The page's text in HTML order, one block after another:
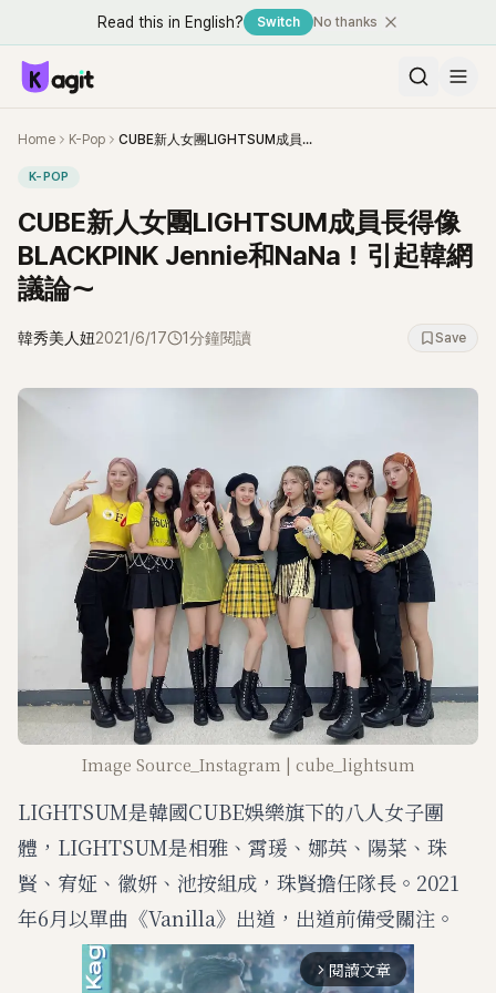
Read this in English? Switch No thanks
Home K-Pop CUBE新人女團LIGHTSUM成員長得像BLACKPINK Jennie和NaNa！引起韓網議論～
K-POP
CUBE新人女團LIGHTSUM成員長得像
BLACKPINK Jennie和NaNa！引起韓網
議論～
韓秀美人妞2021/6/17 1分鐘閱讀 Save
Image Source_Instagram | cube_lightsum
LIGHTSUM是韓國CUBE娛樂旗下的八人女子團
體，LIGHTSUM是相雅、霄瑗、娜英、陽菜、珠
賢、宥姃、徽姸、池按組成，珠賢擔任隊長。2021
年6月以單曲《Vanilla》出道，出道前備受關注。
arrow_forward_ios 閱讀文章